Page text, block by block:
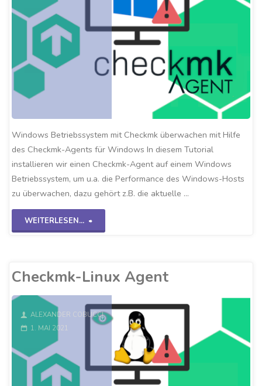
Windows Betriebssystem mit Checkmk überwachen mit Hilfe
des Checkmk-Agents für Windows In diesem Tutorial
installieren wir einen Checkmk-Agent auf einem Windows
Betriebssystem, um u.a. die Performance des Windows-Hosts
zu überwachen, dazu gehört z.B. die aktuelle …
WEITERLESEN...
"Checkmk-
Checkmk-Linux Agent
ALEXANDER COBUCCI
1. MAI 2021